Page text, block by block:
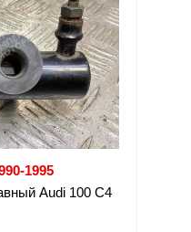
1995
Audi 100 C4